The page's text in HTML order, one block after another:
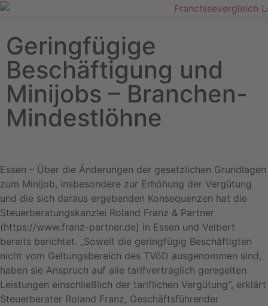
Geringfügige
Beschäftigung und
Minijobs – Branchen-
Mindestlöhne
Essen – Über die Änderungen der gesetzlichen Grundlagen
zum Minijob, insbesondere zur Erhöhung der Vergütung
und die sich daraus ergebenden Konsequenzen hat die
Steuerberatungskanzlei Roland Franz & Partner
(https://www.franz-partner.de) in Essen und Velbert
bereits berichtet. „Soweit die geringfügig Beschäftigten
nicht vom Geltungsbereich des TVöD ausgenommen sind,
haben sie Anspruch auf alle tarifvertraglich geregelten
Leistungen einschließlich der tariflichen Vergütung“, erklärt
Steuerberater Roland Franz, Geschäftsführender